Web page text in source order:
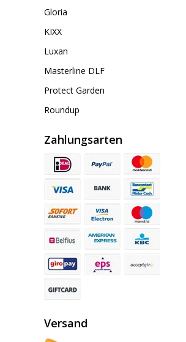
Gloria
KIXX
Luxan
Masterline DLF
Protect Garden
Roundup
Zahlungsarten
Versand